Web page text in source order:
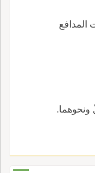
المدافع
ونحوهما.